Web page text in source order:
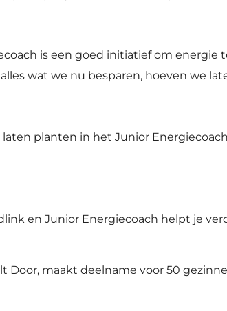
is een goed initiatief om
wat we nu besparen, hoeven we
planten in het Junior
en Junior Energiecoach helpt je
Door, maakt deelname voor 50